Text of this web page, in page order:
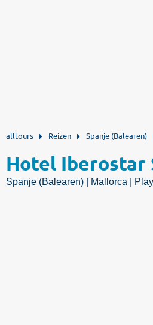
alltours Reizen Spanje (Balearen)
Hotel Iberostar
Spanje (Balearen) | Mallorca |